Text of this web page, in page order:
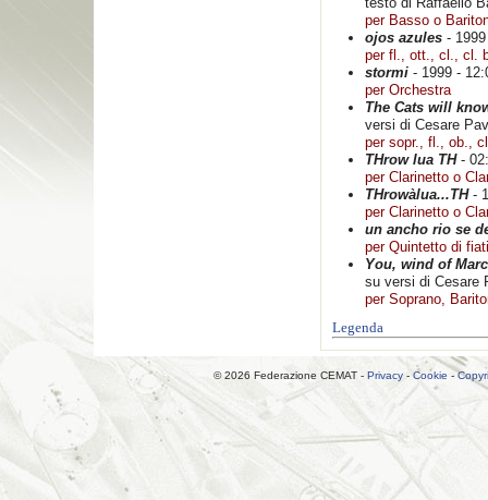
per Basso o
ojos azules -
per fl., ott., cl., cl.
stormi - 1999 -
per Orchestra
The Cats will
versi di Cesare
per sopr., fl., ob.,
THrow lua TH-
per Clarinetto o
THrowàlua...TH-
per Clarinetto o
un ancho rio se
per Quintetto di fiati
You, wind of
su versi di Cesare
per Soprano,
Legenda
© 2026 Federazione CEMAT - Privacy- Cookie -